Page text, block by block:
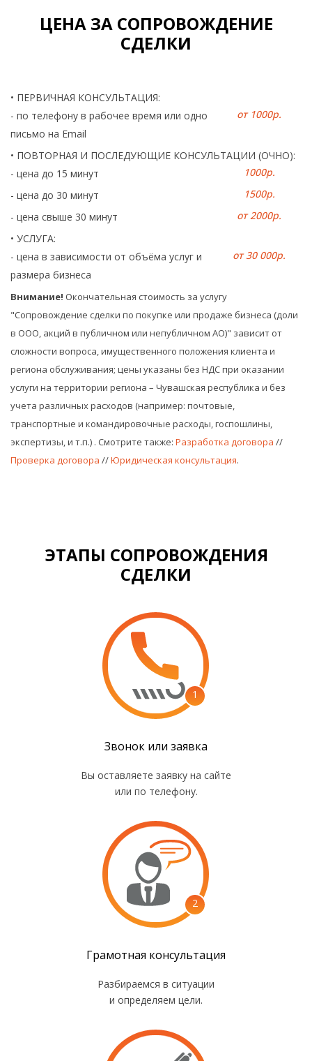
ЦЕНА ЗА СОПРОВОЖДЕНИЕ
СДЕЛКИ
• ПЕРВИЧНАЯ КОНСУЛЬТАЦИЯ:
- по телефону в рабочее время или одно
письмо на Email
от 1000р.
• ПОВТОРНАЯ И ПОСЛЕДУЮЩИЕ КОНСУЛЬТАЦИИ (ОЧНО):
- цена до 15 минут
1000р.
- цена до 30 минут
1500р.
- цена свыше 30 минут
от 2000р.
• УСЛУГА:
- цена в зависимости от объёма услуг и
размера бизнеса
от 30 000р.
Внимание! Окончательная стоимость за услугу
"Сопровождение сделки по покупке или продаже бизнеса (доли
в ООО, акций в публичном или непубличном АО)" зависит от
сложности вопроса, имущественного положения клиента и
региона обслуживания; цены указаны без НДС при оказании
услуги на территории региона – Чувашская республика и без
учета различных расходов (например: почтовые,
транспортные и командировочные расходы, госпошлины,
экспертизы, и т.п.) . Смотрите также: Разработка договора //
Проверка договора //Юридическая консультация.
ЭТАПЫ СОПРОВОЖДЕНИЯ
СДЕЛКИ
1
Звонок или заявка
Вы оставляете заявку на сайте
или по телефону.
2
Грамотная консультация
Разбираемся в ситуации
и определяем цели.